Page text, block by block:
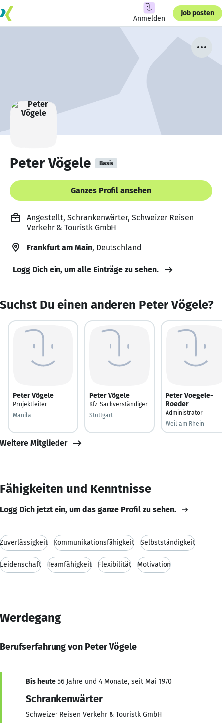
Anmelden
Job posten
Peter Vögele Basis
Ganzes Profil ansehen
Angestellt, Schrankenwärter, Schweizer Reisen
Verkehr & Touristk GmbH
Frankfurt am Main, Deutschland
Logg Dich ein, um alle Einträge zu sehen.
Suchst Du einen anderen Peter Vögele?
Peter Vögele
Projektleiter
Manila
Peter Vögele
Kfz-Sachverständiger
Stuttgart
Peter Voegele-
Roeder
Administrator
Weil am Rhein
Weitere Mitglieder
Fähigkeiten und Kenntnisse
Logg Dich jetzt ein, um das ganze Profil zu sehen.
Zuverlässigkeit Kommunikationsfähigkeit Selbstständigkeit
Leidenschaft Teamfähigkeit Flexibilität Motivation
Werdegang
Berufserfahrung von Peter Vögele
Bis heute 56 Jahre und 4 Monate, seit Mai 1970
Schrankenwärter
Schweizer Reisen Verkehr & Touristk GmbH